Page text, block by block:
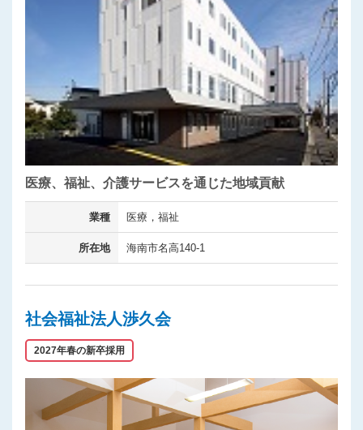
医療、福祉、介護サービスを通じた地域貢献
業種 医療，福祉
所在地 海南市名高140-1
社会福祉法人渉久会
2027年春の新卒採用